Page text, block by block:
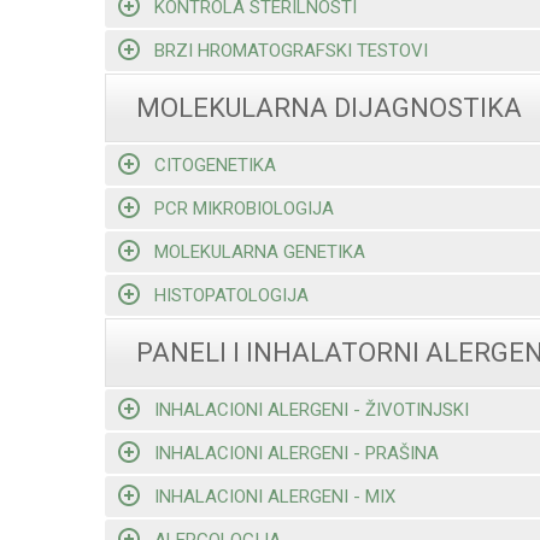
KONTROLA STERILNOSTI
BRZI HROMATOGRAFSKI TESTOVI
MOLEKULARNA DIJAGNOSTIKA
CITOGENETIKA
PCR MIKROBIOLOGIJA
MOLEKULARNA GENETIKA
HISTOPATOLOGIJA
PANELI I INHALATORNI
INHALACIONI ALERGENI - ŽIVOTINJSKI
INHALACIONI ALERGENI - PRAŠINA
INHALACIONI ALERGENI - MIX